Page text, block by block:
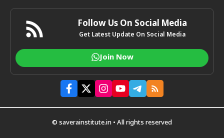
Follow Us On Social Media
Get Latest Update On Social Media
Join Now
© saverainstitute.in • All rights reserved